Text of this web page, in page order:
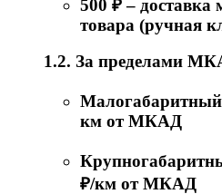
500 ₽ – доставка
товара (ручная
1.2. За пределами
Малогабаритный
км от МКАД
₽/км от МКАД